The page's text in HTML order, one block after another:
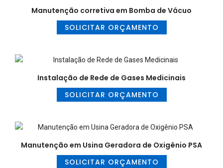
Manutenção corretiva em Bomba de Vácuo
SOLICITAR ORÇAMENTO
Instalação de Rede de Gases Medicinais
SOLICITAR ORÇAMENTO
Manutenção em Usina Geradora de Oxigênio PSA
SOLICITAR ORÇAMENTO